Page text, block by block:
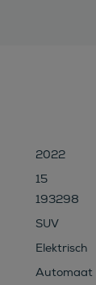
2022
15
193298
SUV
Elektrisch
Automaat